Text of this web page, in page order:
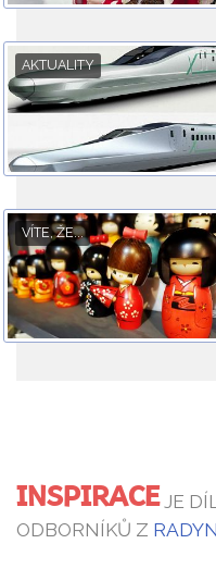
AKTUALITY
VÍTE, ŽE...
INSPIRACEJE
ODBORNÍKŮ Z